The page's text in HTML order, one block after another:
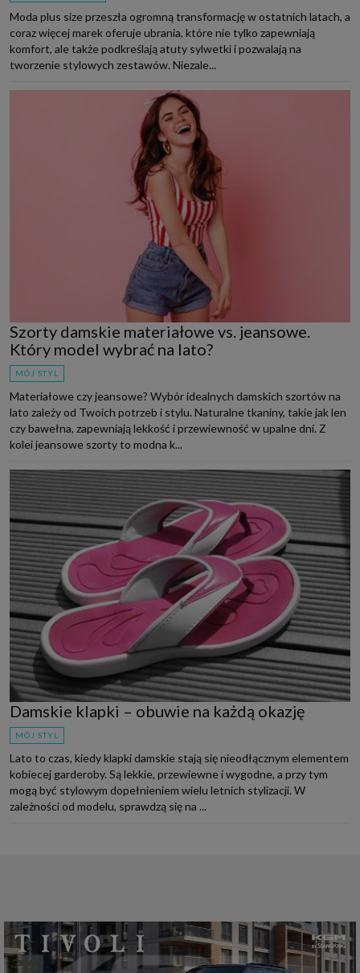
Moda plus size przeszła ogromną transformację w ostatnich latach, a
coraz więcej marek oferuje ubrania, które nie tylko zapewniają
komfort, ale także podkreślają atuty sylwetki i pozwalają na
tworzenie stylowych zestawów. Niezale...
Szorty damskie materiałowe vs. jeansowe.
Który model wybrać na lato?
MÓJ STYL
Materiałowe czy jeansowe? Wybór idealnych damskich szortów na
lato zależy od Twoich potrzeb i stylu. Naturalne tkaniny, takie jak len
czy bawełna, zapewniają lekkość i przewiewność w upalne dni. Z
kolei jeansowe szorty to modna k...
Damskie klapki – obuwie na każdą okazję
MÓJ STYL
Lato to czas, kiedy klapki damskie stają się nieodłącznym elementem
kobiecej garderoby. Są lekkie, przewiewne i wygodne, a przy tym
mogą być stylowym dopełnieniem wielu letnich stylizacji. W
zależności od modelu, sprawdzą się na ...